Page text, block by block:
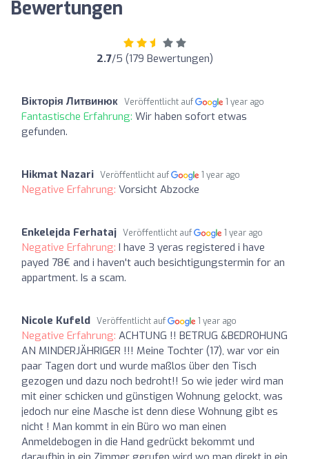
Bewertungen
2.7/5 (179 Bewertungen)
Вікторія Литвинюк Veröffentlicht auf 1 year ago
Fantastische Erfahrung: Wir haben sofort etwas
gefunden.
Hikmat Nazari Veröffentlicht auf 1 year ago
Negative Erfahrung: Vorsicht Abzocke
Enkelejda Ferhataj Veröffentlicht auf 1 year ago
Negative Erfahrung: I have 3 yeras registered i have
payed 78€ and i haven't auch besichtigungstermin for an
appartment. Is a scam.
Nicole Kufeld Veröffentlicht auf 1 year ago
Negative Erfahrung: ACHTUNG !! BETRUG &BEDROHUNG
AN MINDERJÄHRIGER !!! Meine Tochter (17), war vor ein
paar Tagen dort und wurde maßlos über den Tisch
gezogen und dazu noch bedroht!! So wie jeder wird man
mit einer schicken und günstigen Wohnung gelockt, was
jedoch nur eine Masche ist denn diese Wohnung gibt es
nicht ! Man kommt in ein Büro wo man einen
Anmeldebogen in die Hand gedrückt bekommt und